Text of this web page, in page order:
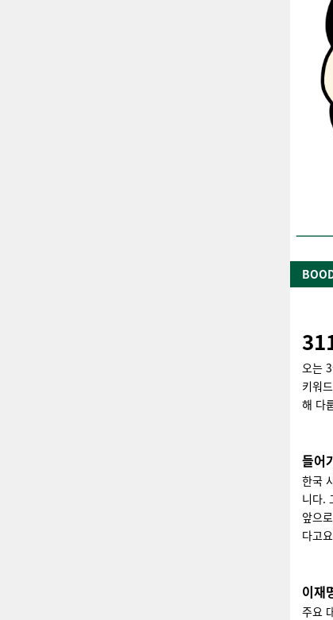
오는
키워
해 다
들어
한국
니다.
앞으
다고
이재
주요